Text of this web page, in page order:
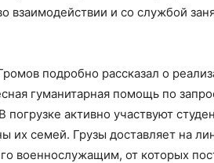
взаимодействии и со службой
подробно рассказал о
гуманитарная помощь по
погрузке активно участвуют
их семей. Грузы доставляет на
военнослужащим, от которых